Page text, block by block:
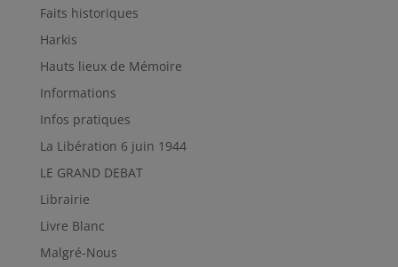
Faits historiques
Harkis
Hauts lieux de Mémoire
Informations
Infos pratiques
La Libération 6 juin 1944
LE GRAND DEBAT
Librairie
Livre Blanc
Malgré-Nous